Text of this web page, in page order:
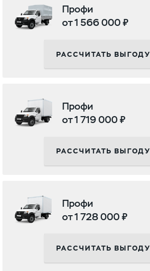
Профи
от 1 566 000 ₽
РАССЧИТАТЬ ВЫГОДУ
Профи
от 1 719 000 ₽
РАССЧИТАТЬ ВЫГОДУ
Профи
от 1 728 000 ₽
РАССЧИТАТЬ ВЫГОДУ